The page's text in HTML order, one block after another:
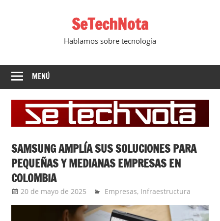
SeTechNota
Hablamos sobre tecnología
MENÚ
SAMSUNG AMPLÍA SUS SOLUCIONES PARA
PEQUEÑAS Y MEDIANAS EMPRESAS EN
COLOMBIA
20 de mayo de 2025 Ernesto Herrera
Empresas, Infraestructura